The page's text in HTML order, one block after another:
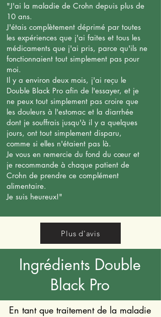
"J'ai la maladie de Crohn depuis plus de
10 ans.
J'étais complètement déprimé par toutes
les expériences que j'ai faites et tous les
médicaments que j'ai pris, parce qu'ils ne
fonctionnaient tout simplement pas pour
moi.
Il y a environ deux mois, j'ai reçu le
Double Black Pro afin de l'essayer, et je
ne peux tout simplement pas croire que
les douleurs à l'estomac et la diarrhée
dont je souffrais jusqu'à il y a quelques
jours, ont tout simplement disparu,
comme si elles n'étaient pas là.
Je vous en remercie du fond du cœur et
je recommande à chaque patient de
Crohn de prendre ce complément
alimentaire.
Je suis heureux!"
Plus d'avis
Ingrédients Double
Black Pro
En tant que traitement de la maladie